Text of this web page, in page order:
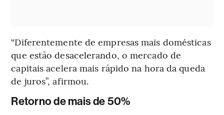
“Diferentemente de empresas mais domésticas
que estão desacelerando, o mercado de
capitais acelera mais rápido na hora da queda
de juros”, afirmou.
Retorno de mais de 50%